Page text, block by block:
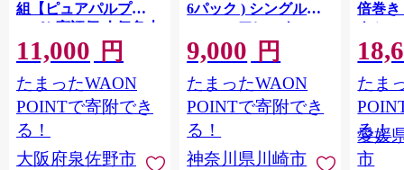
組【ピュアパルプ
100％ 高評価 人気急上
昇 まとめ買い 日用品
常備品 てぃっしゅ 備
蓄 防災 箱なし】
010B1754
11,000 円
たまったWAON
POINTで寄附でき
る！
大阪府泉佐野市
6パック ) シングル
100m コアレックス
FSCリサイクルロール
長巻タイプ 再生紙
100％ 日用品 消耗品
防災 備蓄 トイレット
ペーパー トイレ 神奈
川県 川崎市 トイレッ
トペーパー 新生活 生
9,000 円
たまったWAON
POINTで寄附でき
る！
神奈川県川崎市
倍巻き
ク
（シ
× 6パ
品 新
媛県
たま
る！
愛媛
市